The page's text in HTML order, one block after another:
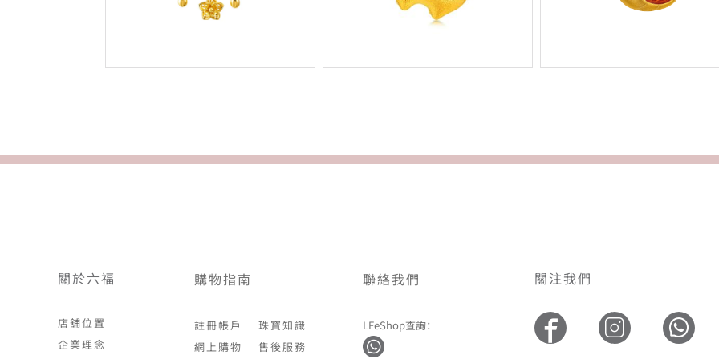
關於六福
店舖位置
企業理念
購物指南
註冊帳戶
網上購物
珠寶知識
售後服務
聯絡我們
LFeShop查詢：
關注我們